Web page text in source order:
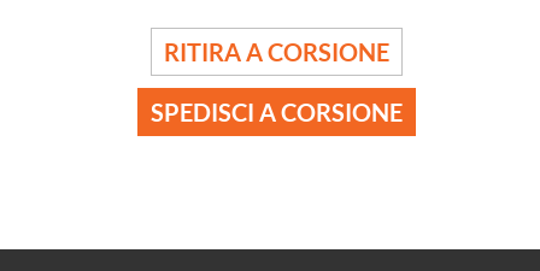
RITIRA A CORSIONE
SPEDISCI A CORSIONE